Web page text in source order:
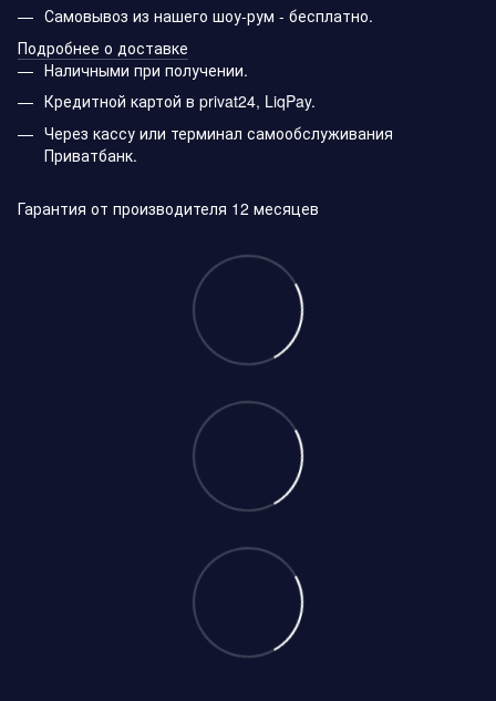
Самовывоз из нашего шоу-рум - бесплатно.
Подробнее о доставке
Наличными при получении.
Кредитной картой в privat24, LiqPay.
Через кассу или терминал самообслуживания
Приватбанк.
Гарантия от производителя 12 месяцев